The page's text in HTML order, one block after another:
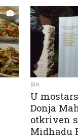
BIH
U
Donja
otkriven
Midhadu